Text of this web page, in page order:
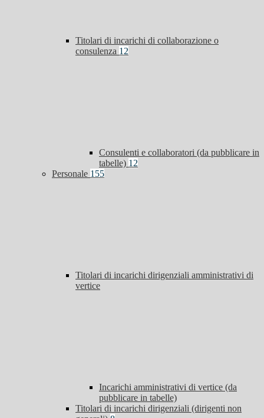
Titolari di incarichi di collaborazione o
consulenza 12
Consulenti e collaboratori (da pubblicare in
tabelle) 12
Personale 155
Titolari di incarichi dirigenziali amministrativi di
vertice
Incarichi amministrativi di vertice (da
pubblicare in tabelle)
Titolari di incarichi dirigenziali (dirigenti non